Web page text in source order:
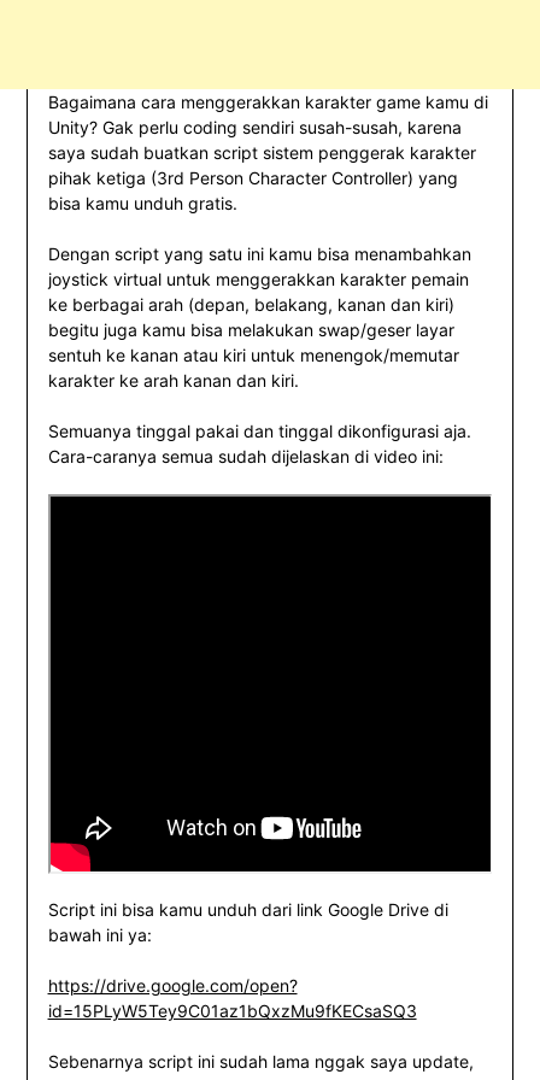
Bagaimana cara menggerakkan karakter game kamu di
Unity? Gak perlu coding sendiri susah-susah, karena
saya sudah buatkan script sistem penggerak karakter
pihak ketiga (3rd Person Character Controller) yang
bisa kamu unduh gratis.
Dengan script yang satu ini kamu bisa menambahkan
joystick virtual untuk menggerakkan karakter pemain
ke berbagai arah (depan, belakang, kanan dan kiri)
begitu juga kamu bisa melakukan swap/geser layar
sentuh ke kanan atau kiri untuk menengok/memutar
karakter ke arah kanan dan kiri.
Semuanya tinggal pakai dan tinggal dikonfigurasi aja.
Cara-caranya semua sudah dijelaskan di video ini:
Script ini bisa kamu unduh dari link Google Drive di
bawah ini ya:
https://drive.google.com/open?
id=15PLyW5Tey9C01az1bQxzMu9fKECsaSQ3
Sebenarnya script ini sudah lama nggak saya update,